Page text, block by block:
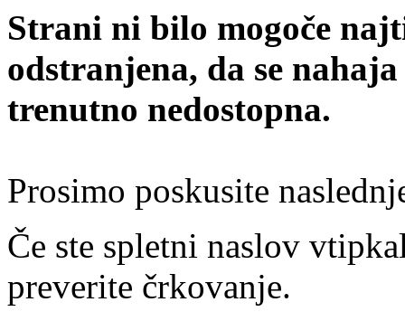
Strani ni bilo mogoče
odstranjena, da se
trenutno nedostopna.
Prosimo poskusite
Če ste spletni naslov
preverite črkovanje.